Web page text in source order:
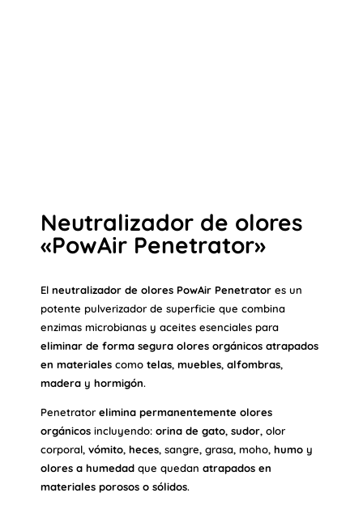
Neutralizador de olores
«PowAir Penetrator»
El neutralizador de olores PowAir Penetrator es un
potente pulverizador de superficie que combina
enzimas microbianas y aceites esenciales para
eliminar de forma segura olores orgánicos atrapados
en materiales como telas, muebles, alfombras,
madera y hormigón.
Penetrator elimina permanentemente olores
orgánicos incluyendo: orina de gato, sudor, olor
corporal, vómito, heces, sangre, grasa, moho, humo y
olores a humedad que quedan atrapados en
materiales porosos o sólidos.